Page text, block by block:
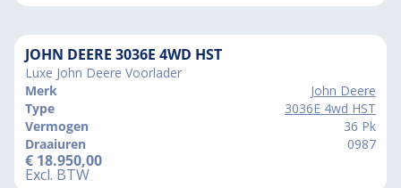
JOHN DEERE 3036E 4WD HST
Luxe John Deere Voorlader
Merk
John Deere
Type
3036E 4wd HST
Vermogen
36 Pk
Draaiuren
0987
€ 18.950,00
Excl. BTW